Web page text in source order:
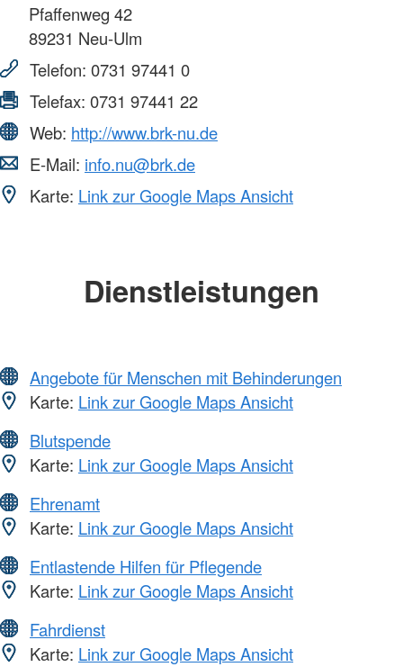
Pfaffenweg 42
89231 Neu-Ulm
Telefon: 0731 97441 0
Telefax: 0731 97441 22
Web: http://www.brk-nu.de
E-Mail: info.nu@brk.de
Karte: Link zur Google Maps Ansicht
Dienstleistungen
Angebote für Menschen mit Behinderungen
Karte: Link zur Google Maps Ansicht
Blutspende
Karte: Link zur Google Maps Ansicht
Ehrenamt
Karte: Link zur Google Maps Ansicht
Entlastende Hilfen für Pflegende
Karte: Link zur Google Maps Ansicht
Fahrdienst
Karte: Link zur Google Maps Ansicht